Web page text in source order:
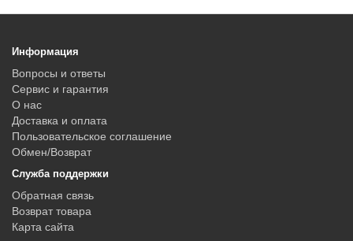
Информация
Вопросы и ответы
Сервис и гарантия
О нас
Доставка и оплата
Пользовательское соглашение
Обмен/Возврат
Служба поддержки
Обратная связь
Возврат товара
Карта сайта